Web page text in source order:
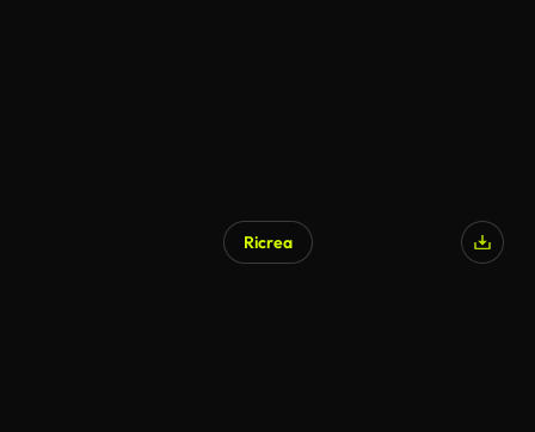
Ricrea